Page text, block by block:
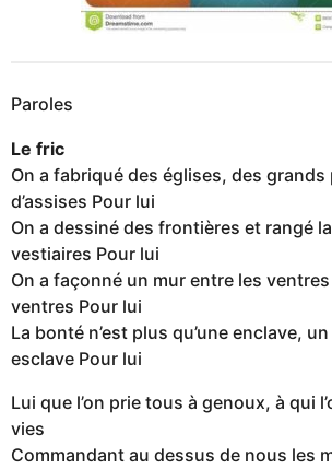
Paroles
Le fric
On a fabriqué des églises, des
d’assises Pour lui
On a dessiné des frontières et rangé
vestiaires Pour lui
On a façonné un mur entre les
ventres Pour lui
La bonté n’est plus qu’une enclave,
esclave Pour lui
Lui que l’on prie tous à genoux, à qui
vies
Commandant au dessus de nous les